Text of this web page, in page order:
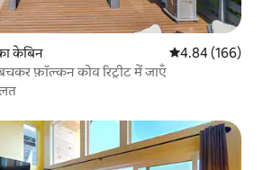
केबिन औसत रेटिंग 5 में से
4.84 (166)
फ़ॉल्कन कोव रिट्रीट में जाएँ